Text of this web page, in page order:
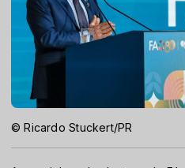
© Ricardo Stuckert/PR